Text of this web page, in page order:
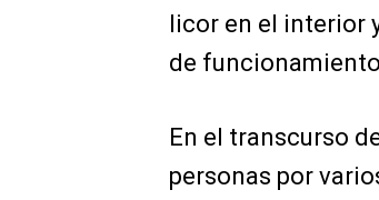
licor en el interior
de
En el transcurso
personas por